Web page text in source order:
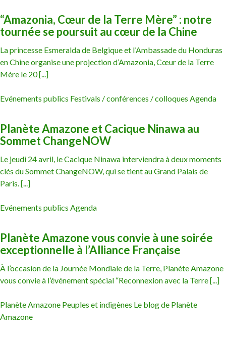
“Amazonia, Cœur de la Terre Mère” : notre
tournée se poursuit au cœur de la Chine
La princesse Esmeralda de Belgique et l’Ambassade du Honduras
en Chine organise une projection d’Amazonia, Cœur de la Terre
Mère le 20 [...]
Evénements publics Festivals / conférences / colloques Agenda
Planète Amazone et Cacique Ninawa au
Sommet ChangeNOW
Le jeudi 24 avril, le Cacique Ninawa interviendra à deux moments
clés du Sommet ChangeNOW, qui se tient au Grand Palais de
Paris. [...]
Evénements publics Agenda
Planète Amazone vous convie à une soirée
exceptionnelle à l’Alliance Française
À l’occasion de la Journée Mondiale de la Terre, Planète Amazone
vous convie à l’événement spécial “Reconnexion avec la Terre [...]
Planète Amazone Peuples et indigènes Le blog de Planète
Amazone